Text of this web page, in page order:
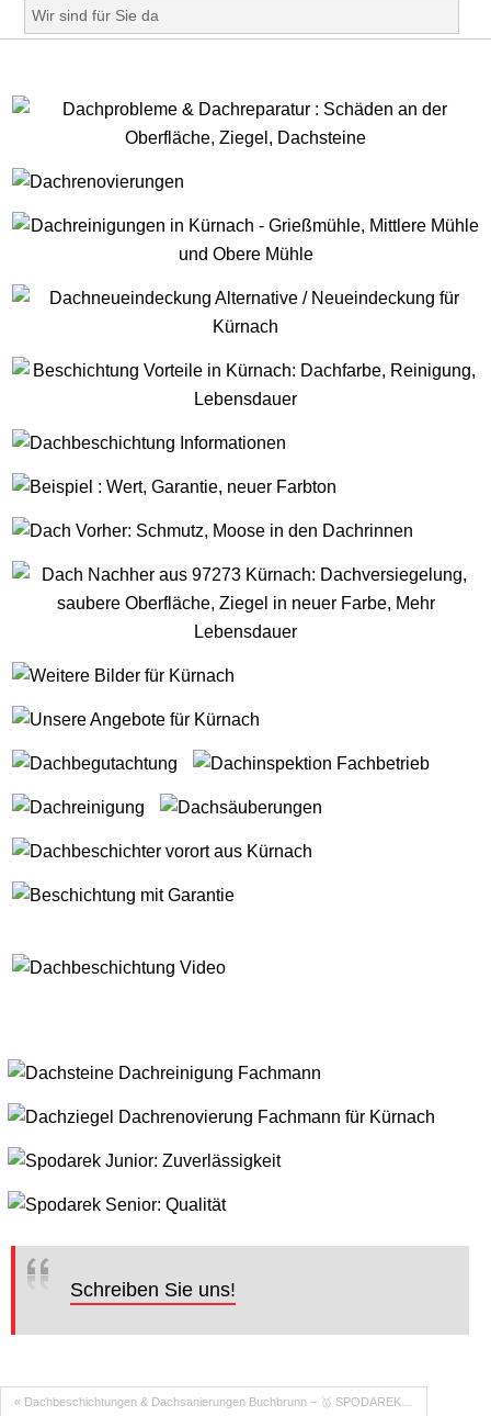
Wir sind für Sie da
Schreiben Sie uns!
« Dachbeschichtungen & Dachsanierungen Buchbrunn – 🥇 SPODAREK…